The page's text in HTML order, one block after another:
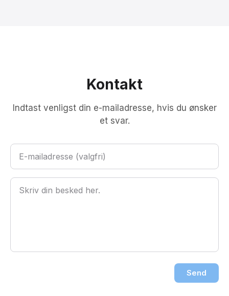
Kontakt
Indtast venligst din e-mailadresse, hvis du ønsker
et svar.
Send